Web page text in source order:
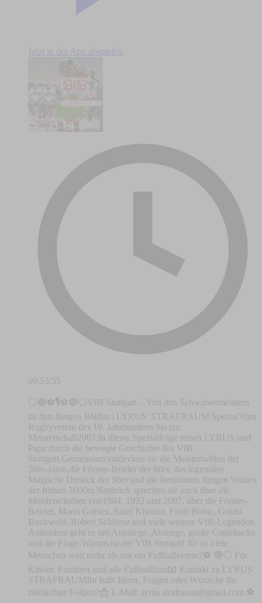
Jetzt in der App abspielen
00:53:55
⚪🔴⚽🎙️⚽🔴⚪VfB Stuttgart – Von den Schwabenmeistern
zu den Jungen Wilden | LYRUS' STRAFRAUM SpezialVom
Rugbyverein des 19. Jahrhunderts bis zur
Meisterschaft2007:In dieser Spezialfolge reisen LYRUS und
Papa durch die bewegte Geschichte des VfB
Stuttgart.Gemeinsam entdecken sie die Meisterhelden der
50er-Jahre,die Förster-Brüder der 80er, das legendäre
Magische Dreieck der 90er und die berühmten Jungen Wilden
der frühen 2000er.Natürlich sprechen sie auch über die
Meisterschaften von1984, 1992 und 2007, über die Förster-
Brüder, Mario Gomez, Sami Khedira, Fredi Bobic, Guido
Buchwald, Robert Schlienz und viele weitere VfB-Legenden.
Außerdem geht es um Aufstiege, Abstiege, große Comebacks
und die Frage:Warum ist der VfB Stuttgart für so viele
Menschen weit mehr als nur ein Fußballverein?⚽ 🔴⚪ Für
Kinder, Familien und alle Fußballfans📧 Kontakt zu LYRUS'
STRAFRAUMIhr habt Ideen, Fragen oder Wünsche für
zukünftige Folgen?📩 E-Mail: ⁠
lyrus.strafraum@gmail.com ⁠ ⚽